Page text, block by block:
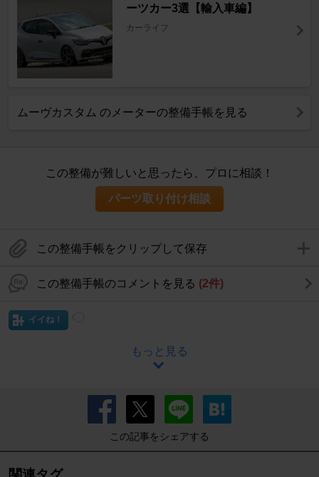
ーツカー3選【輸入車編】
カーライフ
ムーヴカスタム のメーターの整備手帳を見る
この整備が難しいと思ったら、プロに相談！
パーツ取り付け相談
この整備手帳をクリップして保存
この整備手帳のコメントを見る (2件)
イイね！
もっと見る
この記事をシェアする